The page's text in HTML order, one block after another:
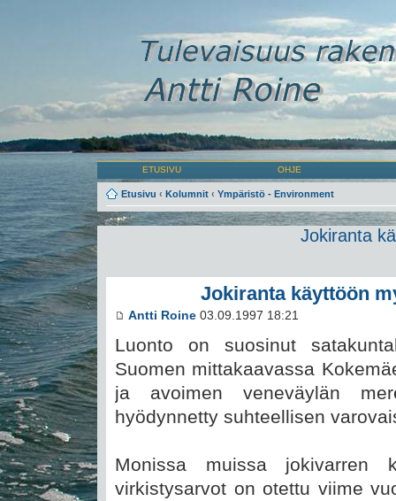
ETUSIVU OHJE
Etusivu ‹ Kolumnit ‹ Ympäristö - Environment
Jokiranta
Jokiranta käyttöön
Antti Roine 03.09.1997 18:21
Luonto on suosinut
Suomen mittakaavassa
ja avoimen veneväylän
hyödynnetty suhteellisen
Monissa muissa jokivarren
virkistysarvot on otettu viime